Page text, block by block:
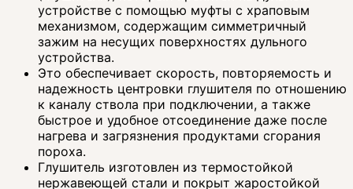
устройстве с помощью муфты с храповым
механизмом, содержащим симметричный
зажим на несущих поверхностях дульного
устройства.
Это обеспечивает скорость, повторяемость и
надежность центровки глушителя по отношению
к каналу ствола при подключении, а также
быстрое и удобное отсоединение даже после
нагрева и загрязнения продуктами сгорания
пороха.
Глушитель изготовлен из термостойкой
нержавеющей стали и покрыт жаростойкой